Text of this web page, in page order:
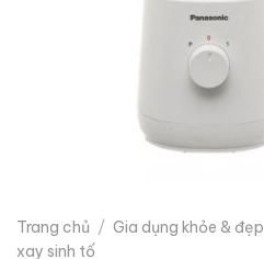
Trang chủ / Gia dụng khỏe & đẹp
xay sinh tố